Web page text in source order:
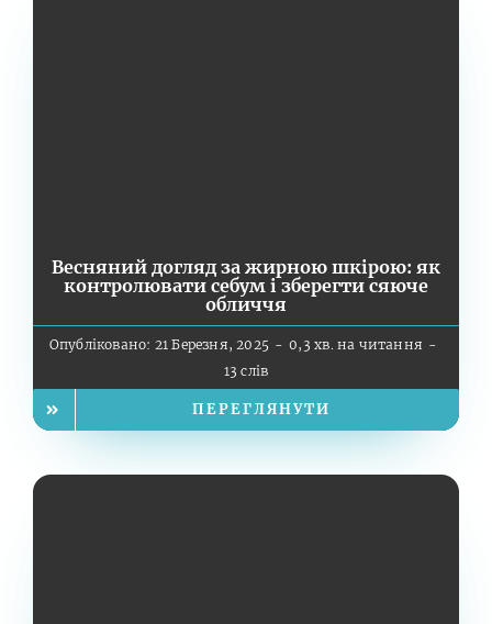
Весняний догляд за жирною шкірою: як
контролювати себум і зберегти сяюче
обличчя
Опубліковано: 21 Березня, 2025 - 0,3 хв. на читання -
13 слів
ПЕРЕГЛЯНУТИ